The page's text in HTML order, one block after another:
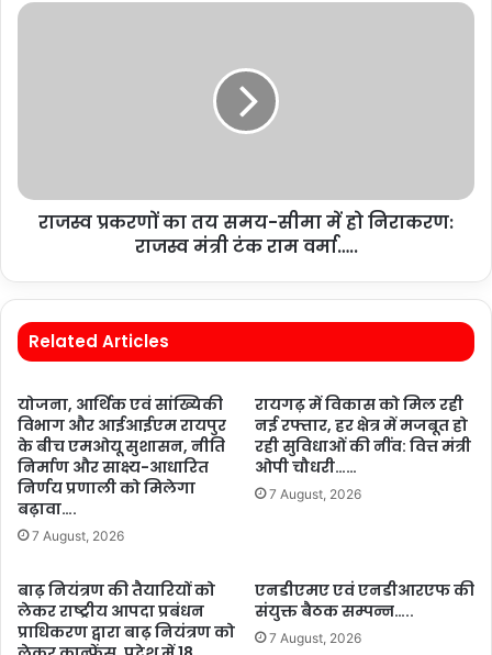
राजस्व प्रकरणों का तय समय-सीमा में हो निराकरण:
राजस्व मंत्री टंक राम वर्मा…..
Related Articles
योजना, आर्थिक एवं सांख्यिकी
विभाग और आईआईएम रायपुर
के बीच एमओयू सुशासन, नीति
निर्माण और साक्ष्य-आधारित
निर्णय प्रणाली को मिलेगा
बढ़ावा….
7 August, 2026
रायगढ़ में विकास को मिल रही
नई रफ्तार, हर क्षेत्र में मजबूत हो
रही सुविधाओं की नींव: वित्त मंत्री
ओपी चौधरी……
7 August, 2026
बाढ़ नियंत्रण की तैयारियों को
लेकर राष्ट्रीय आपदा प्रबंधन
प्राधिकरण द्वारा बाढ़ नियंत्रण को
एनडीएमए एवं एनडीआरएफ की
संयुक्त बैठक सम्पन्न…..
7 August, 2026